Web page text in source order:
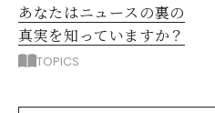
あなたはニュースの裏の
真実を知っていますか？
TOPICS